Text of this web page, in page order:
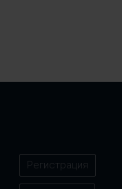
Регистрация